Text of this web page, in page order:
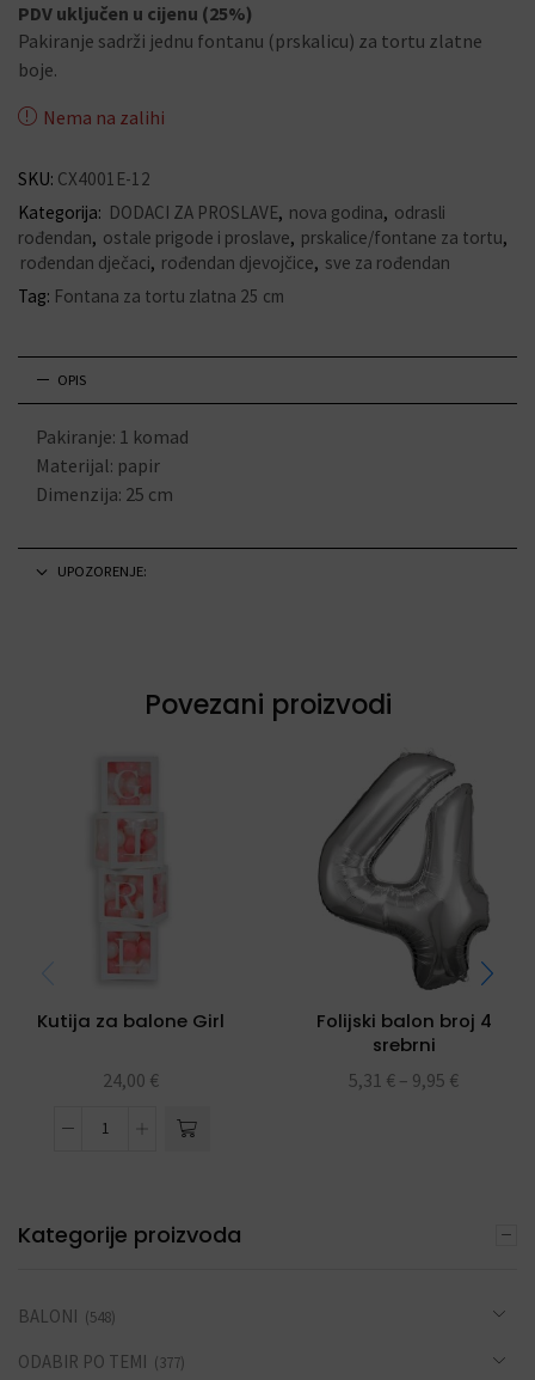
PDV uključen u cijenu (25%)
Pakiranje sadrži jednu fontanu (prskalicu) za tortu zlatne
boje.
Nema na zalihi
SKU: CX4001E-12
Kategorija: DODACI ZA PROSLAVE, nova godina, odrasli
rođendan, ostale prigode i proslave, prskalice/fontane za tortu,
rođendan dječaci, rođendan djevojčice, sve za rođendan
Tag: Fontana za tortu zlatna 25 cm
OPIS
Pakiranje: 1 komad
Materijal: papir
Dimenzija: 25 cm
UPOZORENJE:
Povezani proizvodi
Kutija za balone Girl
24,00 €
Folijski balon broj 4
srebrni
5,31 € – 9,95 €
Kategorije proizvoda
BALONI (548)
ODABIR PO TEMI (377)